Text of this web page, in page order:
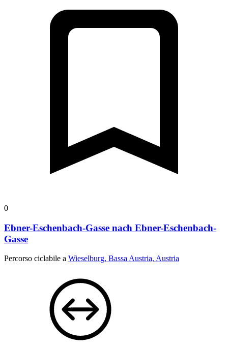
0
Ebner-Eschenbach-Gasse nach Ebner-Eschenbach-
Gasse
Percorso ciclabile a Wieselburg, Bassa Austria, Austria